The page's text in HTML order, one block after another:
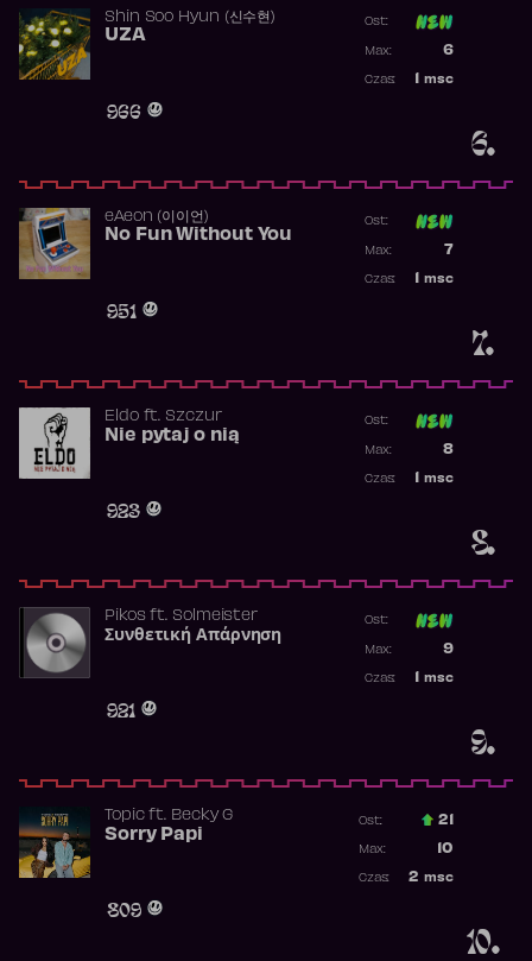
6.
Shin Soo Hyun (신수현)
UZA
966
Ost:
6
Max:
msc
Czas:
7.
​eAeon (이이언)
No Fun Without You
951
Ost:
7
Max:
msc
Czas:
8.
Eldoft. Szczur
Nie pytaj o nią
923
Ost:
8
Max:
msc
Czas:
9.
Pikosft. Solmeister
Συνθετική Απάρνηση
921
Ost:
9
Max:
msc
Czas:
10.
Topicft. Becky G
Sorry Papi
809
Ost.: 21
10
Max:
2 msc
Czas: